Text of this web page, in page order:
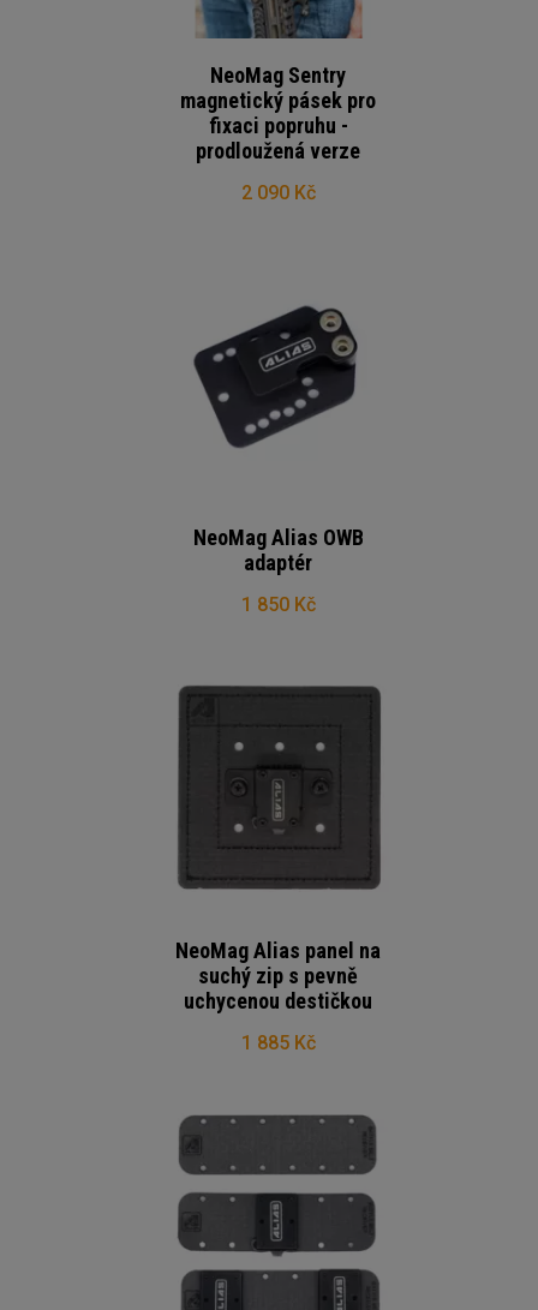
NeoMag Sentry
magnetický pásek pro
fixaci popruhu -
prodloužená verze
2 090 Kč
NeoMag Alias OWB
adaptér
1 850 Kč
NeoMag Alias panel na
suchý zip s pevně
uchycenou destičkou
1 885 Kč